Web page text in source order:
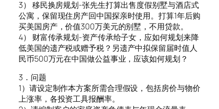
3） 移民换房规划-张先生打算出售度假别墅与酒店式
公寓，保留现住房产回中国探亲时使用。打算1年后购
买美国房产，价值300万美元的别墅，不用贷款。
4） 财富传承规划-资产传承给子女，应如何规划来降
低美国的遗产税或赠予税？另遗产中拟保留届时值人
民币500万元在中国做公益事业，应该如何规划？
3．问题
1）请设定制作本方案所需合理假设，包括房价与物价
上涨率，各投资工具报酬率。